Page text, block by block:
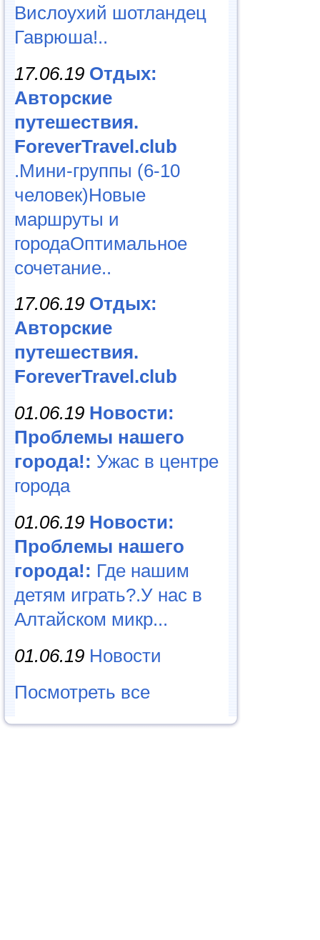
Вислоухий шотландец
Гаврюша!..
17.06.19 Отдых:
Авторские
путешествия.
ForeverTravel.club
.Мини-группы (6-10
человек)Новые
маршруты и
городаОптимальное
сочетание..
17.06.19 Отдых:
Авторские
путешествия.
ForeverTravel.club
01.06.19 Новости:
Проблемы нашего
города!: Ужас в центре
города
01.06.19 Новости:
Проблемы нашего
города!: Где нашим
детям играть?.У нас в
Алтайском микр...
01.06.19 Новости
Посмотреть все